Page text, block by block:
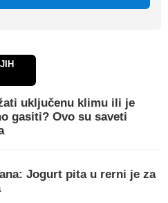
uključenu klimu ili je
gasiti? Ovo su saveti
Jogurt pita u rerni je za